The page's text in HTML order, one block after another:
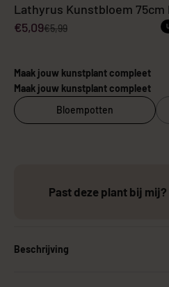
Lathyrus Kunstbloem 75cm
Aanbiedingsprijs
€5,09Normale prijs
€5,99
Maak jouw kunstplant compleet
Maak jouw kunstplant compleet
Bloempotten
Past deze plant bij mij?
Beschrijving